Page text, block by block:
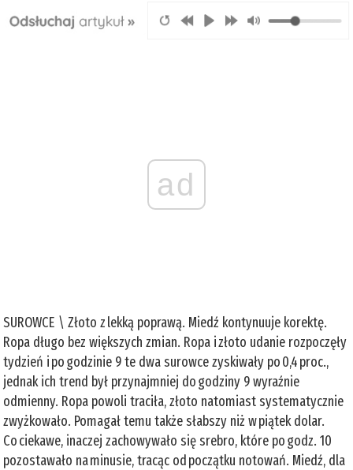
ad
SUROWCE \ Złoto z lekką poprawą. Miedź kontynuuje korektę.
Ropa długo bez większych zmian. Ropa i złoto udanie rozpoczęły
tydzień i po godzinie 9 te dwa surowce zyskiwały po 0,4 proc.,
jednak ich trend był przynajmniej do godziny 9 wyraźnie
odmienny. Ropa powoli traciła, złoto natomiast systematycznie
zwyżkowało. Pomagał temu także słabszy niż w piątek dolar.
Co ciekawe, inaczej zachowywało się srebro, które po godz. 10
pozostawało na minusie, tracąc od początku notowań. Miedź, dla